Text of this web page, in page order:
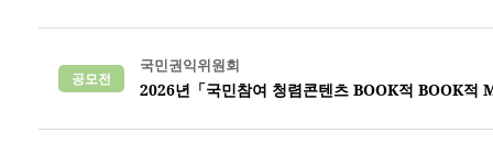
공모전
국민권익위원회
2026년「국민참여 청렴콘텐츠 BOOK적 BOOK적